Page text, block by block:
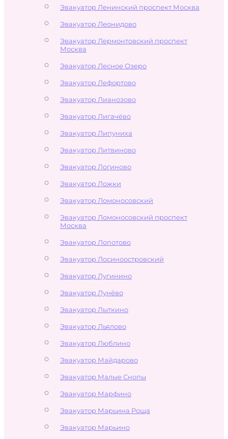
Эвакуатор Ленинский проспект Москва
Эвакуатор Леонидово
Эвакуатор Лермонтовский проспект
Москва
Эвакуатор Лесное Озеро
Эвакуатор Лефортово
Эвакуатор Лианозово
Эвакуатор Лигачёво
Эвакуатор Липуниха
Эвакуатор Литвиново
Эвакуатор Логиново
Эвакуатор Ложки
Эвакуатор Ломоносовский
Эвакуатор Ломоносовский проспект
Москва
Эвакуатор Лопотово
Эвакуатор Лосиноостровский
Эвакуатор Лугинино
Эвакуатор Лунёво
Эвакуатор Лыткино
Эвакуатор Льялово
Эвакуатор Люблино
Эвакуатор Майдарово
Эвакуатор Малые Снопы
Эвакуатор Марфино
Эвакуатор Марьина Роща
Эвакуатор Марьино